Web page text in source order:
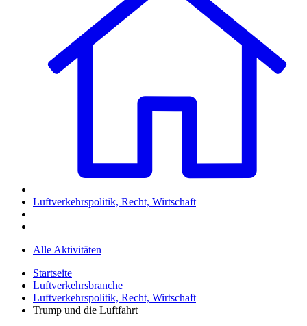
Luftverkehrspolitik, Recht, Wirtschaft
Alle Aktivitäten
Startseite
Luftverkehrsbranche
Luftverkehrspolitik, Recht, Wirtschaft
Trump und die Luftfahrt